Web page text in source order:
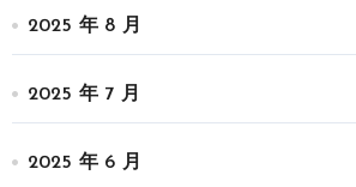
2025 年 8 月
2025 年 7 月
2025 年 6 月